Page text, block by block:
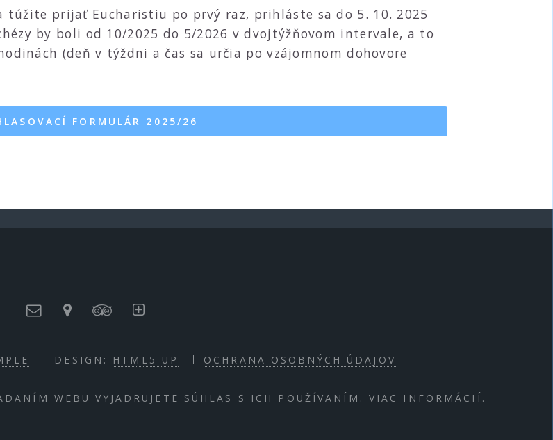
túžite prijať Eucharistiu po prvý raz, prihláste sa do 5. 10. 2025
by boli od 10/2025 do 5/2026 v dvojtýžňovom intervale, a to
(deň v týždni a čas sa určia po vzájomnom dohovore
FORMULÁR 2025/26
DESIGN: HTML5 UP OCHRANA OSOBNÝCH ÚDAJOV
WEBU VYJADRUJETE SÚHLAS S ICH POUŽÍVANÍM. VIAC INFORMÁCIÍ.